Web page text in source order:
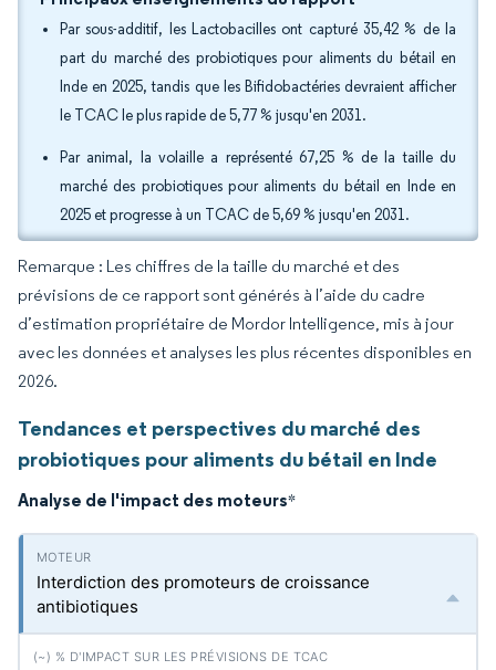
Par sous-additif, les Lactobacilles ont capturé 35,42 % de la
part du marché des probiotiques pour aliments du bétail en
Inde en 2025, tandis que les Bifidobactéries devraient afficher
le TCAC le plus rapide de 5,77 % jusqu'en 2031.
Par animal, la volaille a représenté 67,25 % de la taille du
marché des probiotiques pour aliments du bétail en Inde en
2025 et progresse à un TCAC de 5,69 % jusqu'en 2031.
Remarque : Les chiffres de la taille du marché et des
prévisions de ce rapport sont générés à l’aide du cadre
d’estimation propriétaire de Mordor Intelligence, mis à jour
avec les données et analyses les plus récentes disponibles en
2026.
Tendances et perspectives du marché des
probiotiques pour aliments du bétail en Inde
Analyse de l'impact des moteurs*
Interdiction des promoteurs de croissance
antibiotiques